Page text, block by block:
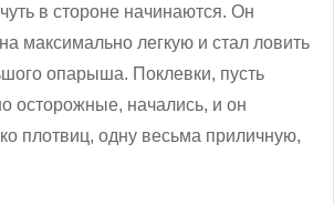
в стороне начинаются. Он
максимально легкую и стал ловить
опарыша. Поклевки, пусть
осторожные, начались, и он
плотвиц, одну весьма приличную,